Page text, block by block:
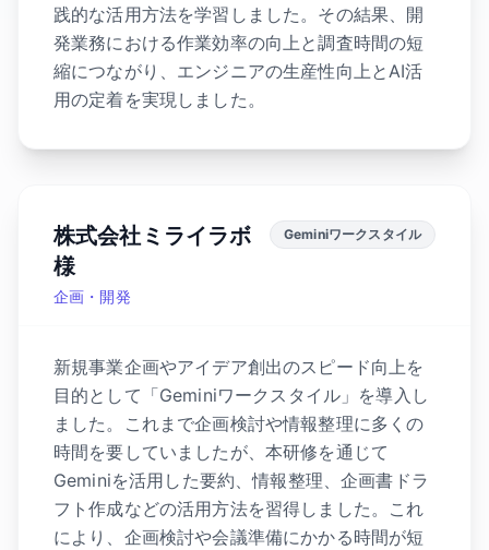
践的な活用方法を学習しました。その結果、開
発業務における作業効率の向上と調査時間の短
縮につながり、エンジニアの生産性向上とAI活
用の定着を実現しました。
株式会社ミライラボ
様
企画・開発
Geminiワークスタイル
新規事業企画やアイデア創出のスピード向上を
目的として「Geminiワークスタイル」を導入し
ました。これまで企画検討や情報整理に多くの
時間を要していましたが、本研修を通じて
Geminiを活用した要約、情報整理、企画書ドラ
フト作成などの活用方法を習得しました。これ
により、企画検討や会議準備にかかる時間が短